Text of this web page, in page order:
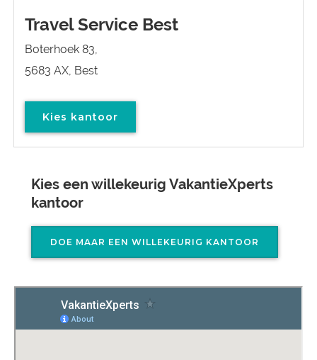
Travel Service Best
Boterhoek 83,
5683 AX, Best
Kies kantoor
Kies een willekeurig VakantieXperts
kantoor